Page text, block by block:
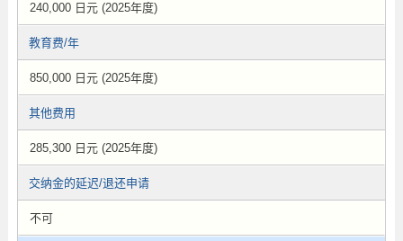
240,000 日元 (2025年度)
教育费/年
850,000 日元 (2025年度)
其他费用
285,300 日元 (2025年度)
交纳金的延迟/退还申请
不可